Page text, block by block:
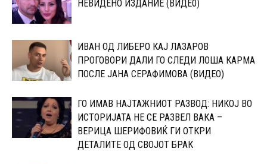
НЕВИДЕНО ИЗДАНИЕ (ВИДЕ0)
ИВАН ОД ЛИБЕРО КАЈ ЛАЗАРОВ
ПРОГОВОРИ ДАЛИ ГО СЛЕДИ ЛОША КАРМА
ПОСЛЕ ЈАНА СЕРАФИМОВА (ВИДЕО)
ГО ИМАВ НАЈТАЖНИОТ РАЗВОД: НИКОЈ ВО
ИСТОРИЈАТА НЕ СЕ РАЗВЕЛ ВАКА –
ВЕРИЦА ШЕРИФОВИЌ ГИ ОТКРИ
ДЕТАЛИТЕ ОД СВОЈОТ БРАК